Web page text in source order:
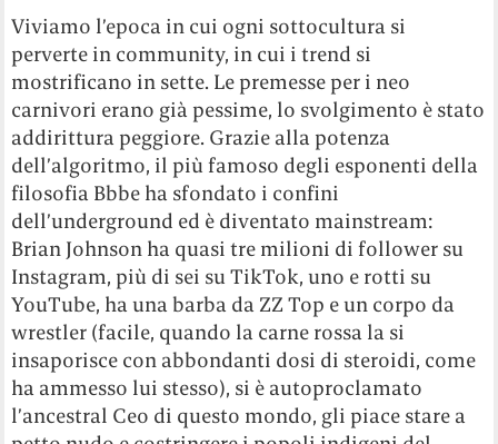
Viviamo l’epoca in cui ogni sottocultura si
perverte in community, in cui i trend si
mostrificano in sette. Le premesse per i neo
carnivori erano già pessime, lo svolgimento è stato
addirittura peggiore. Grazie alla potenza
dell’algoritmo, il più famoso degli esponenti della
filosofia Bbbe ha sfondato i confini
dell’underground ed è diventato mainstream:
Brian Johnson ha quasi tre milioni di follower su
Instagram, più di sei su TikTok, uno e rotti su
YouTube, ha una barba da ZZ Top e un corpo da
wrestler (facile, quando la carne rossa la si
insaporisce con abbondanti dosi di steroidi, come
ha ammesso lui stesso), si è autoproclamato
l’ancestral Ceo di questo mondo, gli piace stare a